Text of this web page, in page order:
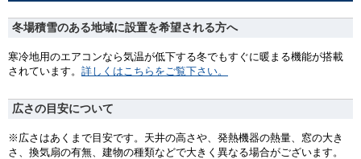
冬場積雪のある地域に設置を希望される方へ
寒冷地用のエアコンなら気温が低下する冬でもすぐに暖まる機能が搭載
されています。 詳しくはこちらをご覧下さい。
広さの目安について
※広さはあくまで目安です。天井の高さや、発熱機器の熱量、窓の大き
さ、換気扇の有無、建物の種類などで大きく異なる場合がございます。